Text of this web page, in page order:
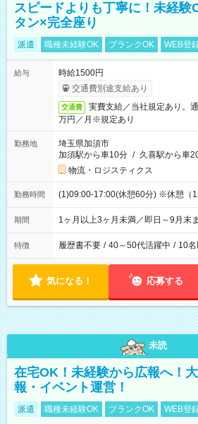
スピードよりも丁寧に！未経験
タン×完全座り
派遣 職種未経験OK ブランクOK WEB登
給与
時給1500円
交通費別途支給あり
交通費
実費支給／当社規定あり。
万円／月※規定あり
勤務地
埼玉県加須市
加須駅から車10分 / 久喜駅から車
物流・ロジスティクス
勤務時間 (1)09:00-17:00(休憩60分) ※休憩（
期間 1ヶ月以上3ヶ月未満／即日～9月末
特徴 履歴書不要 / 40～50代活躍中 / 10
気になる！ 応募する
未読
在宅OK！未経験から広報へ！
報・イベント運営！
派遣 職種未経験OK ブランクOK WEB登